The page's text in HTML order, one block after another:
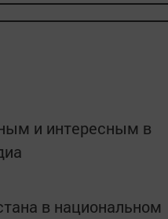
и интересным в
в национальном